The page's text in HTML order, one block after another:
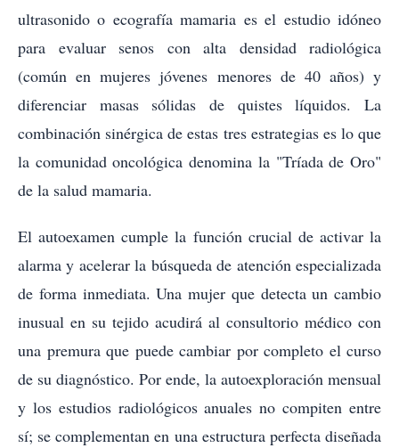
ultrasonido o ecografía mamaria es el estudio idóneo
para evaluar senos con alta densidad radiológica
(común en mujeres jóvenes menores de 40 años) y
diferenciar masas sólidas de quistes líquidos. La
combinación sinérgica de estas tres estrategias es lo que
la comunidad oncológica denomina la "Tríada de Oro"
de la salud mamaria.
El autoexamen cumple la función crucial de activar la
alarma y acelerar la búsqueda de atención especializada
de forma inmediata. Una mujer que detecta un cambio
inusual en su tejido acudirá al consultorio médico con
una premura que puede cambiar por completo el curso
de su diagnóstico. Por ende, la autoexploración mensual
y los estudios radiológicos anuales no compiten entre
sí; se complementan en una estructura perfecta diseñada